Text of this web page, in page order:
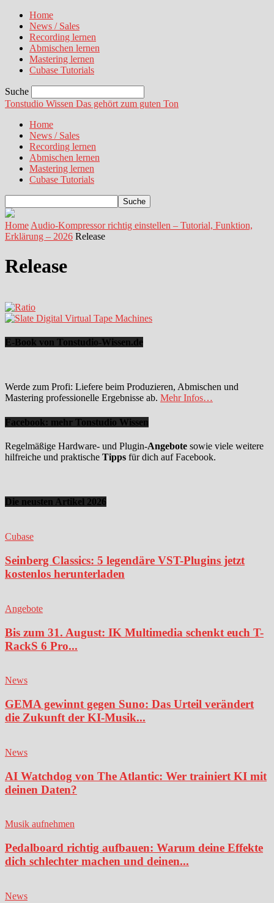
Home
News / Sales
Recording lernen
Abmischen lernen
Mastering lernen
Cubase Tutorials
Suche
Tonstudio Wissen Das gehört zum guten Ton
Home
News / Sales
Recording lernen
Abmischen lernen
Mastering lernen
Cubase Tutorials
Home Audio-Kompressor richtig einstellen – Tutorial, Funktion,
Erklärung – 2026 Release
Release
E-Book von Tonstudio-Wissen.de
Werde zum Profi: Liefere beim Produzieren, Abmischen und
Mastering professionelle Ergebnisse ab. Mehr Infos…
Facebook: mehr Tonstudio Wissen
Regelmäßige Hardware- und Plugin-Angebote sowie viele weitere
hilfreiche und praktische Tipps für dich auf Facebook.
Die neusten Artikel 2026
Cubase
Seinberg Classics: 5 legendäre VST-Plugins jetzt
kostenlos herunterladen
Angebote
Bis zum 31. August: IK Multimedia schenkt euch T-
RackS 6 Pro...
News
GEMA gewinnt gegen Suno: Das Urteil verändert
die Zukunft der KI-Musik...
News
AI Watchdog von The Atlantic: Wer trainiert KI mit
deinen Daten?
Musik aufnehmen
Pedalboard richtig aufbauen: Warum deine Effekte
dich schlechter machen und deinen...
News